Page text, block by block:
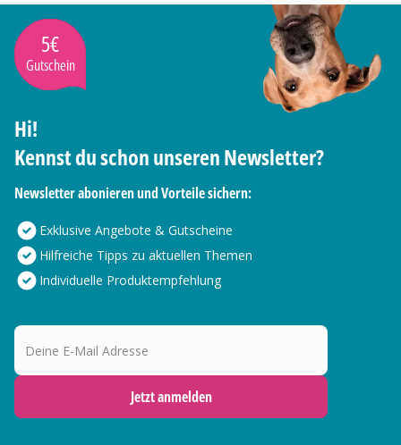
5€
Gutschein
Hi!
Kennst du schon unseren Newsletter?
Newsletter abonieren und Vorteile sichern:
Exklusive Angebote & Gutscheine
Hilfreiche Tipps zu aktuellen Themen
Individuelle Produktempfehlung
Deine E-Mail Adresse
Jetzt anmelden